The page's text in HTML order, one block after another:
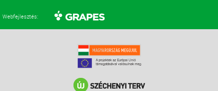
Webfejlesztés: